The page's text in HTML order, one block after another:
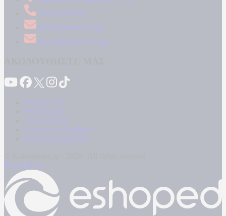
210 34 89 000
info@kontranews.gr
news@kontranews.gr
Καταγγελίες
Επικοινωνία
Όροι Χρήσης
Πολιτική Απορρήτου
Κρατική Διαφήμιση
Powered by: